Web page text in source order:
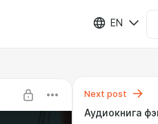
EN
Next post
Аудиокнига